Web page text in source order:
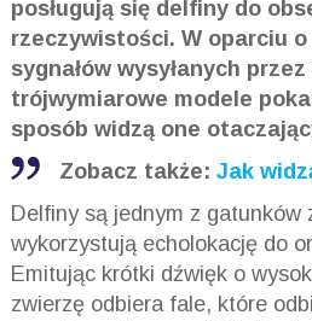
posługują się delfiny do
rzeczywistości. W oparciu
sygnałów wysyłanych
trójwymiarowe modele
sposób widzą one
Zobacz także: Jak
Delfiny są jednym z gatunków
wykorzystują echolokację do
Emitując krótki dźwięk o
zwierzę odbiera fale, które